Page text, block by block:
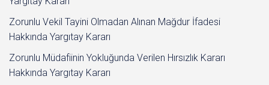
Zorunlu Vekil Tayini Olmadan Alınan Mağdur İfadesi
Hakkında Yargıtay Kararı
Zorunlu Müdafiinin Yokluğunda Verilen Hırsızlık Kararı
Hakkında Yargıtay Kararı